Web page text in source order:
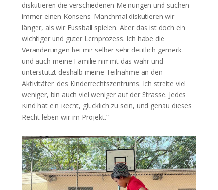
diskutieren die verschiedenen Meinungen und suchen
immer einen Konsens. Manchmal diskutieren wir
länger, als wir Fussball spielen. Aber das ist doch ein
wichtiger und guter Lernprozess. Ich habe die
Veränderungen bei mir selber sehr deutlich gemerkt
und auch meine Familie nimmt das wahr und
unterstützt deshalb meine Teilnahme an den
Aktivitäten des Kinderrechtszentrums. Ich streite viel
weniger, bin auch viel weniger auf der Strasse. Jedes
Kind hat ein Recht, glücklich zu sein, und genau dieses
Recht leben wir im Projekt.“